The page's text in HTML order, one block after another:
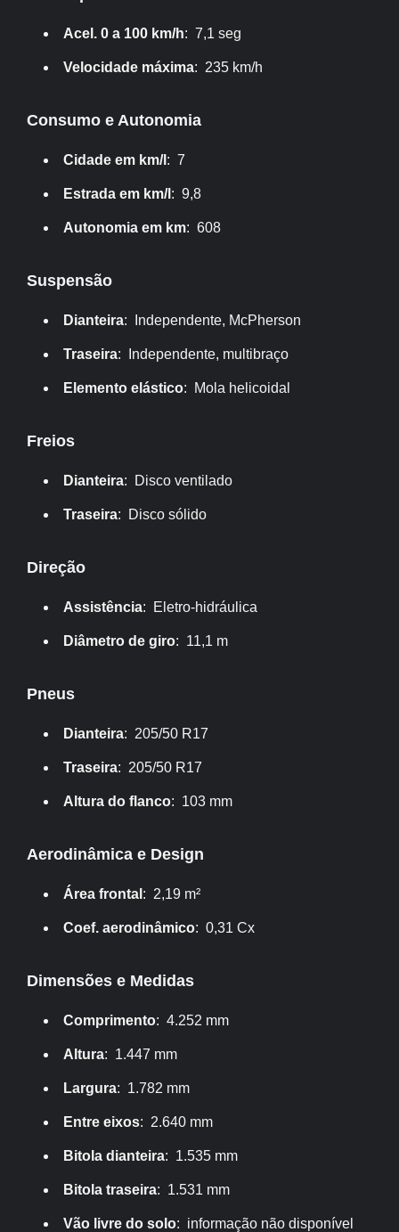
Acel. 0 a 100 km/h: 7,1 seg
Velocidade máxima: 235 km/h
Consumo e Autonomia
Cidade em km/l : 7
Estrada em km/l : 9,8
Autonomia em km: 608
Suspensão
Dianteira: Independente, McPherson
Traseira: Independente, multibraço
Elemento elástico: Mola helicoidal
Freios
Dianteira: Disco ventilado
Traseira: Disco sólido
Direção
Assistência: Eletro-hidráulica
Diâmetro de giro: 11,1 m
Pneus
Dianteira: 205/50 R17
Traseira: 205/50 R17
Altura do flanco: 103 mm
Aerodinâmica e Design
Área frontal : 2,19 m²
Coef. aerodinâmico: 0,31 Cx
Dimensões e Medidas
Comprimento: 4.252 mm
Altura: 1.447 mm
Largura: 1.782 mm
Entre eixos: 2.640 mm
Bitola dianteira: 1.535 mm
Bitola traseira: 1.531 mm
Vão livre do solo: informação não disponível